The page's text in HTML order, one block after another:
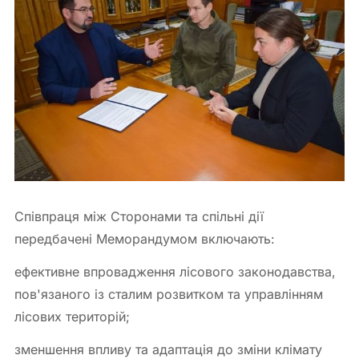
Співпраця між Сторонами та спільні дії
передбачені Меморандумом включають:
ефективне впровадження лісового законодавства,
пов'язаного із сталим розвитком та управлінням
лісових територій;
зменшення впливу та адаптація до зміни клімату